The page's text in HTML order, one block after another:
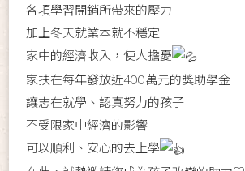
各項學習開銷所帶來的壓力
加上冬天就業本就不穩定
家中的經濟收入，使人擔憂
家扶在每年發放近400萬元的獎助學金
讓志在就學、認真努力的孩子
不受限家中經濟的影響
可以順利、安心的去上學